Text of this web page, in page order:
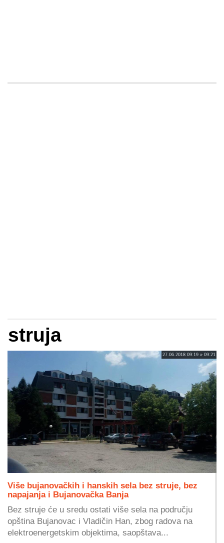
struja
27.06.2018 09:19 » 09:21
Više bujanovačkih i hanskih sela bez struje, bez
napajanja i Bujanovačka Banja
Bez struje će u sredu ostati više sela na području
opština Bujanovac i Vladičin Han, zbog radova na
elektroenergetskim objektima, saopštava...